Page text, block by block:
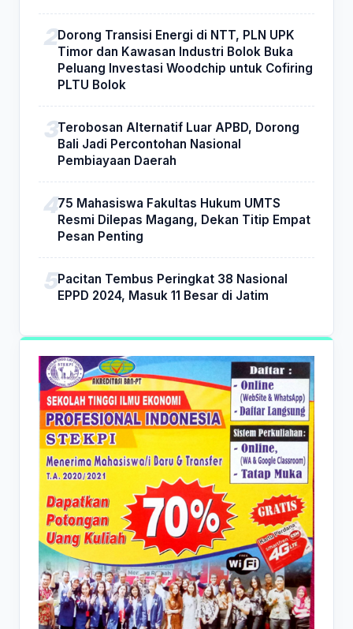
Dorong Transisi Energi di NTT, PLN UPK
Timor dan Kawasan Industri Bolok Buka
Peluang Investasi Woodchip untuk Cofiring
PLTU Bolok
Terobosan Alternatif Luar APBD, Dorong
Bali Jadi Percontohan Nasional
Pembiayaan Daerah
75 Mahasiswa Fakultas Hukum UMTS
Resmi Dilepas Magang, Dekan Titip Empat
Pesan Penting
Pacitan Tembus Peringkat 38 Nasional
EPPD 2024, Masuk 11 Besar di Jatim